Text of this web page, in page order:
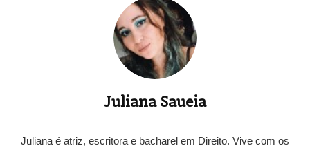
Juliana Saueia
Juliana é atriz, escritora e bacharel em Direito. Vive com os